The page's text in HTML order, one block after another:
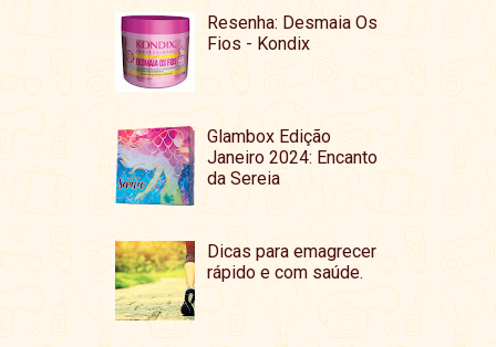
Resenha: Desmaia Os
Fios - Kondix
Glambox Edição
Janeiro 2024: Encanto
da Sereia
Dicas para emagrecer
rápido e com saúde.